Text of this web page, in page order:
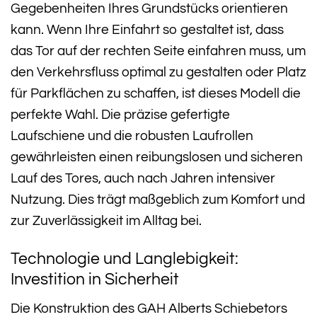
Gegebenheiten Ihres Grundstücks orientieren
kann. Wenn Ihre Einfahrt so gestaltet ist, dass
das Tor auf der rechten Seite einfahren muss, um
den Verkehrsfluss optimal zu gestalten oder Platz
für Parkflächen zu schaffen, ist dieses Modell die
perfekte Wahl. Die präzise gefertigte
Laufschiene und die robusten Laufrollen
gewährleisten einen reibungslosen und sicheren
Lauf des Tores, auch nach Jahren intensiver
Nutzung. Dies trägt maßgeblich zum Komfort und
zur Zuverlässigkeit im Alltag bei.
Technologie und Langlebigkeit:
Investition in Sicherheit
Die Konstruktion des GAH Alberts Schiebetors